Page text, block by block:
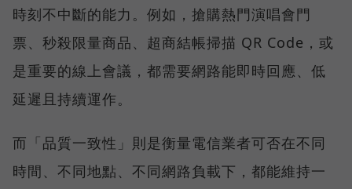
時刻不中斷的能力。例如，搶購熱門演唱會門
票、秒殺限量商品、超商結帳掃描 QR Code，或
是重要的線上會議，都需要網路能即時回應、低
延遲且持續運作。
而「品質一致性」則是衡量電信業者可否在不同
時間、不同地點、不同網路負載下，都能維持一